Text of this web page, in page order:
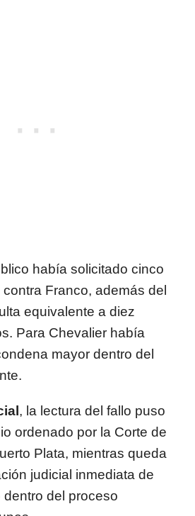
había solicitado cinco
Franco, además del
equivalente a diez
Para Chevalier había
mayor dentro del
, la lectura del fallo puso
ordenado por la Corte de
Plata, mientras queda
judicial inmediata de
del proceso